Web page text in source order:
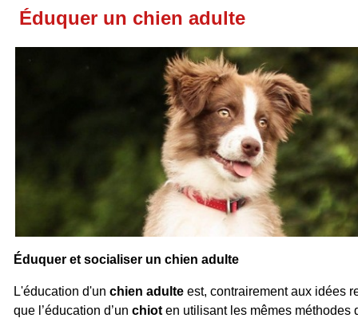
Éduquer un chien adulte
Éduquer et socialiser un chien adulte
L'éducation d'un chien adulte est, contrairement aux idées
que l’éducation d’un chiot en utilisant les mêmes méthodes